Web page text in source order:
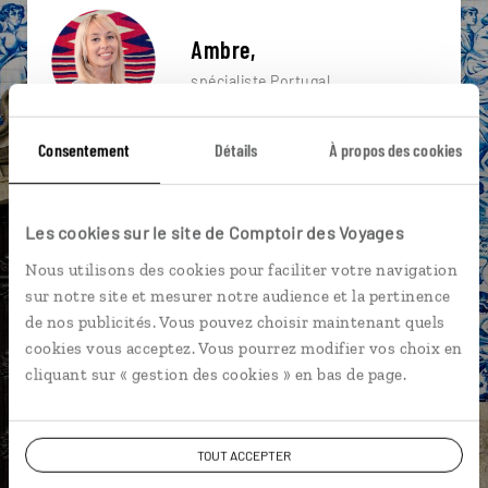
Consentement Détails À propos des cookies
Les cookies sur le site de Comptoir des Voyages
Nous utilisons des cookies pour faciliter votre navigation
sur notre site et mesurer notre audience et la pertinence
de nos publicités. Vous pouvez choisir maintenant quels
cookies vous acceptez. Vous pourrez modifier vos choix en
cliquant sur « gestion des cookies » en bas de page.
TOUT ACCEPTER
Ambre,
spécialiste Portugal
Suivez vos envies et demandez conseils à nos
spécialistes
près de vos envies et de la réalité du pays.
Échangez en face à face ou depuis nos studios
connectés en agence, mais aussi par email ou
téléphone.
Vous gardez le même interlocuteur avant,
pendant et après votre voyage.